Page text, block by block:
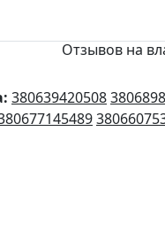
Отзывов на
380639420508